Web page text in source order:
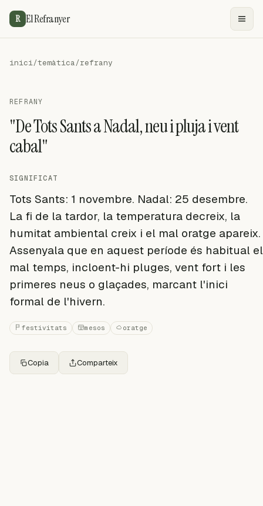
R El Refranyer
inici/temàtica/refrany
REFRANY
"De Tots Sants a Nadal, neu i pluja i vent
cabal"
SIGNIFICAT
Tots Sants: 1 novembre. Nadal: 25 desembre.
La fi de la tardor, la temperatura decreix, la
humitat ambiental creix i el mal oratge apareix.
Assenyala que en aquest període és habitual el
mal temps, incloent-hi pluges, vent fort i les
primeres neus o glaçades, marcant l'inici
formal de l'hivern.
festivitats mesos oratge
Copia Comparteix